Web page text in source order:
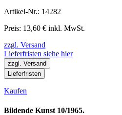
Artikel-Nr.: 14282
Preis: 13,60 € inkl. MwSt.
zzgl. Versand
Lieferfristen siehe hier
zzgl. Versand
Lieferfristen
Kaufen
Bildende Kunst 10/1965.